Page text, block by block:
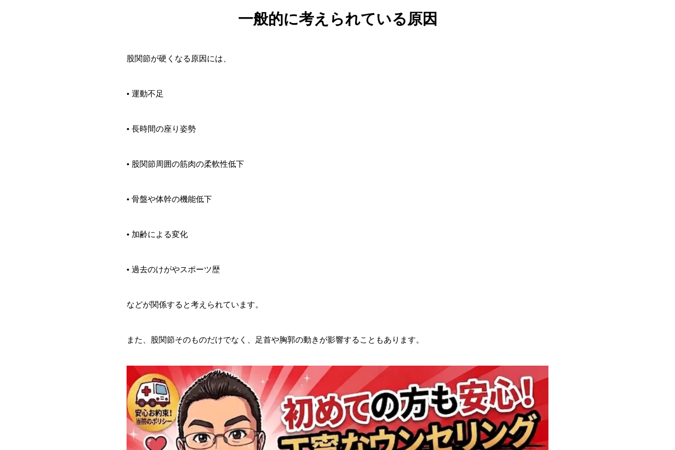
一般的に考えられている原因
股関節が硬くなる原因には、
• 運動不足
• 長時間の座り姿勢
• 股関節周囲の筋肉の柔軟性低下
• 骨盤や体幹の機能低下
• 加齢による変化
• 過去のけがやスポーツ歴
などが関係すると考えられています。
また、股関節そのものだけでなく、足首や胸郭の動きが影響することもあります。